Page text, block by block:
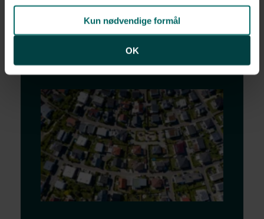
Kun nødvendige formål
OK
Se alle boliger